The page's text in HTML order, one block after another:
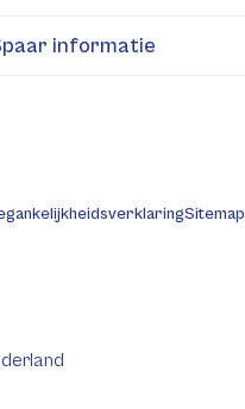
informatie
Sitemap